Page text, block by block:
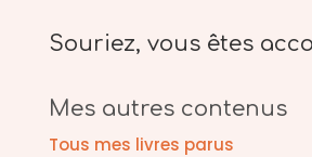
Souriez, vous êtes
Mes autres contenus
Tous mes livres parus